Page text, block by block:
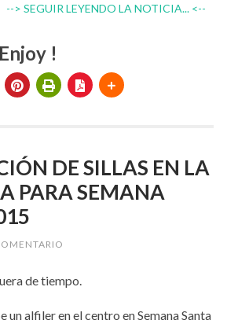
--> SEGUIR LEYENDO LA NOTICIA... <--
!
DE SILLAS EN LA
PARA SEMANA
de tiempo.
un alfiler en el centro en Semana Santa